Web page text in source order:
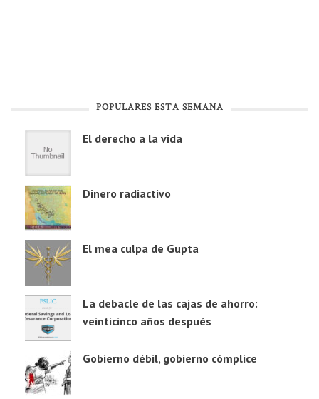
POPULARES ESTA SEMANA
El derecho a la vida
Dinero radiactivo
El mea culpa de Gupta
La debacle de las cajas de ahorro:
veinticinco años después
Gobierno débil, gobierno cómplice